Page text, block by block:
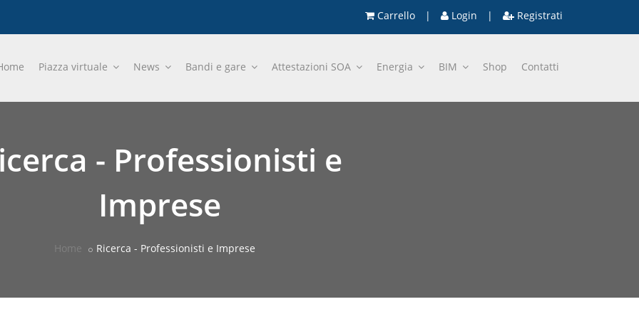
Carrello | Login | Registrati
Piazza virtuale News Bandi e gare Attestazioni SOA Energia BIM Shop Contatti
- Professionisti e
Imprese
Home Ricerca - Professionisti e Imprese